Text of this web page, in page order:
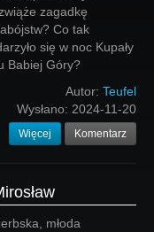
zagadkę
Co tak
się w noc Kupały
Babiej Góry?
Autor: Teufel
Wysłano: 2024-11-20
Więcej Komentarz
młoda